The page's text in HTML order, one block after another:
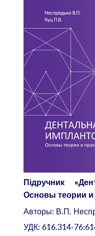
Підручник
Основы теории и
Авторы: В.П.
УДК: 616.314-